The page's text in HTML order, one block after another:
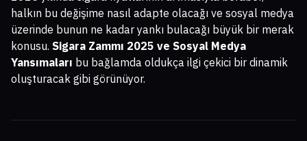
halkın bu değişime nasıl adapte olacağı ve sosyal medya
üzerinde bunun ne kadar yankı bulacağı büyük bir merak
konusu. Sigara Zammı 2025 ve Sosyal Medya
Yansımaları bu bağlamda oldukça ilgi çekici bir dinamik
oluşturacak gibi görünüyor.